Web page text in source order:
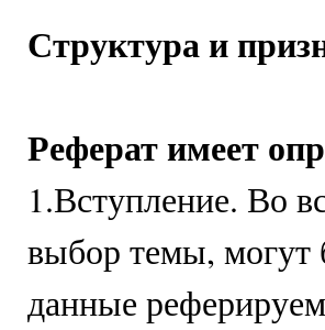
Структура и
Реферат имеет
1.Вступление. Во
выбор темы,
данные